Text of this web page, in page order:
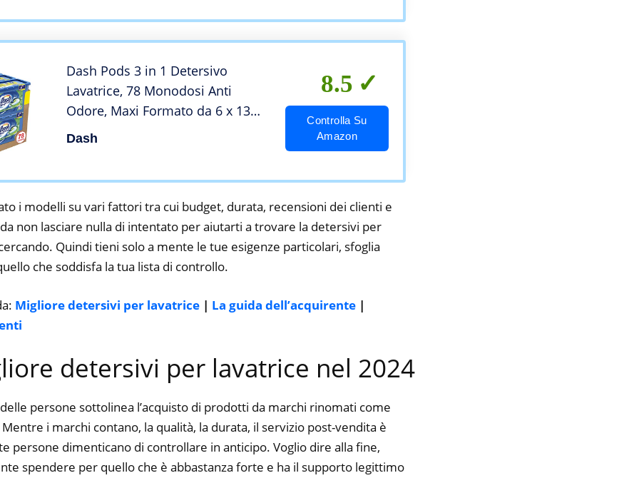
Dash Pods 3 in 1 Detersivo
Lavatrice, 78 Monodosi Anti
Odore, Maxi Formato da 6 x 13
Lavaggi
Dash
8.5
Controlla Su
Amazon
i modelli su vari fattori tra cui budget, durata, recensioni dei clienti e
non lasciare nulla di intentato per aiutarti a trovare la detersivi per
Quindi tieni solo a mente le tue esigenze particolari, sfoglia
che soddisfa la tua lista di controllo.
Migliore detersivi per lavatrice | La guida dell’acquirente |
detersivi per lavatrice nel 2024
persone sottolinea l’acquisto di prodotti da marchi rinomati come
i marchi contano, la qualità, la durata, il servizio post-vendita è
persone dimenticano di controllare in anticipo. Voglio dire alla fine,
spendere per quello che è abbastanza forte e ha il supporto legittimo